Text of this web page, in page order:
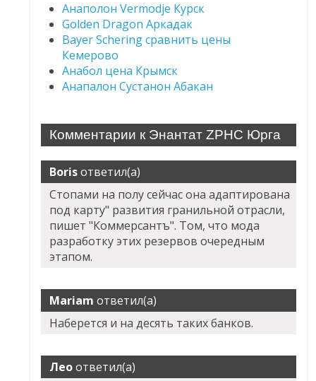
Анаполон Vermodje Курск
Golden Dragon Аркадак
Bayer Schering сравнить цены
Кемерово
Анабол цена Крымск
Анапалон Сустанон Абакан
Комментарии к Энантат ZPHC Юрга
Borisответил(а)
Стопами на полу сейчас она адаптирована
под карту" развития гранильной отрасли,
пишет "Коммерсантъ". Том, что мода
разработку этих резервов очередным
этапом.
Mariam ответил(а)
Наберется и на десять таких банков.
Леоответил(а)